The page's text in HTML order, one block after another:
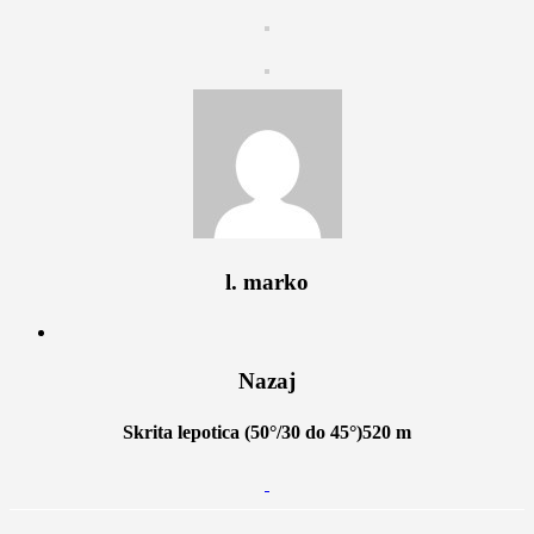
l. marko
Nazaj
Skrita lepotica (50°/30 do 45°)520 m